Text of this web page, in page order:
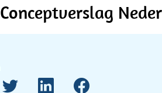
Conceptverslag